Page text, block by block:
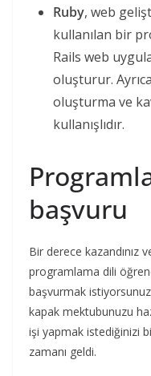
Ruby, web
kullanılan bir
Rails web
oluşturur.
oluşturma ve
kullanışlıdır.
başvuru
Bir derece kazandınız
programlama dili
başvurmak
kapak mektubunuzu
işi yapmak istediğinizi
zamanı geldi.